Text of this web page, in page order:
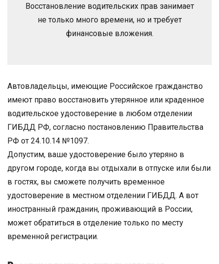
Восстановление водительских прав занимает
не только много времени, но и требует
финансовые вложения.
Автовладельцы, имеющие Российское гражданство
имеют право восстановить утерянное или краденное
водительское удостоверение в любом отделении
ГИБДД РФ, согласно постановлению Правительства
РФ от 24.10.14 №1097.
Допустим, ваше удостоверение было утеряно в
другом городе, когда вы отдыхали в отпуске или были
в гостях, вы сможете получить временное
удостоверение в местном отделении ГИБДД. А вот
иностранный гражданин, проживающий в России,
может обратиться в отделение только по месту
временной регистрации.